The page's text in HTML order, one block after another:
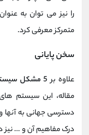
متمرکز معرفی کرد.
سخن پایانی
علاوه بر5 مشکل سیستم های مالی متمرکز
مقاله، این سیستم
دسترسی جهانی به آنها
درک مفاهیم آن و ... نیز